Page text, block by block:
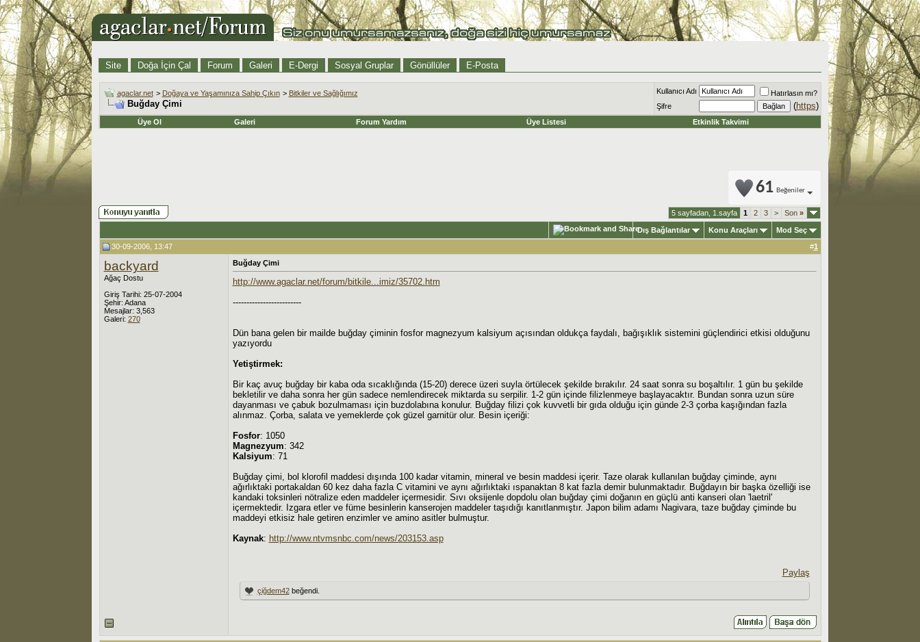
Site Doğa İçin Çal Forum Galeri E-Dergi Sosyal Gruplar Gönüllüler E-Posta
agaclar.net > Doğaya ve Yaşamınıza Sahip Çıkın > Bitkiler ve Sağlığımız
Buğday Çimi
Kullanıcı Adı
Hatırlasın mı?
Şifre
(https)
Üye Ol Galeri Forum Yardım Üye Listesi Etkinlik Takvimi
61 Beğeniler
5 sayfadan, 1.sayfa 1 2 3 > Son»
Dış Bağlantılar Konu Araçları
Mod Seç
30-09-2006, 13:47
#1
backyard
Ağaç Dostu
Giriş Tarihi: 25-07-2004
Şehir: Adana
Mesajlar: 3,563
Galeri: 270
Buğday Çimi
http://www.agaclar.net/forum/bitkile...imiz/35702.htm
-------------------------
Dün bana gelen bir mailde buğday çiminin fosfor magnezyum kalsiyum açısından oldukça faydalı, bağışıklık sistemini güçlendirici etkisi olduğunu
yazıyordu
Yetiştirmek:
Bir kaç avuç buğday bir kaba oda sıcaklığında (15-20) derece üzeri suyla örtülecek şekilde bırakılır. 24 saat sonra su boşaltılır. 1 gün bu şekilde
bekletilir ve daha sonra her gün sadece nemlendirecek miktarda su serpilir. 1-2 gün içinde filizlenmeye başlayacaktır. Bundan sonra uzun süre
dayanması ve çabuk bozulmaması için buzdolabına konulur. Buğday filizi çok kuvvetli bir gıda olduğu için günde 2-3 çorba kaşığından fazla
alınmaz. Çorba, salata ve yemeklerde çok güzel garnitür olur. Besin içeriği:
Fosfor: 1050
Magnezyum: 342
Kalsiyum: 71
Buğday çimi, bol klorofil maddesi dışında 100 kadar vitamin, mineral ve besin maddesi içerir. Taze olarak kullanılan buğday çiminde, aynı
ağırlıktaki portakaldan 60 kez daha fazla C vitamini ve aynı ağırlıktaki ıspanaktan 8 kat fazla demir bulunmaktadır. Buğdayın bir başka özelliği ise
kandaki toksinleri nötralize eden maddeler içermesidir. Sıvı oksijenle dopdolu olan buğday çimi doğanın en güçlü anti kanseri olan 'laetril'
içermektedir. Izgara etler ve füme besinlerin kanserojen maddeler taşıdığı kanıtlanmıştır. Japon bilim adamı Nagivara, taze buğday çiminde bu
maddeyi etkisiz hale getiren enzimler ve amino asitler bulmuştur.
Kaynak: http://www.ntvmsnbc.com/news/203153.asp
Paylaş
çiğdem42beğendi.